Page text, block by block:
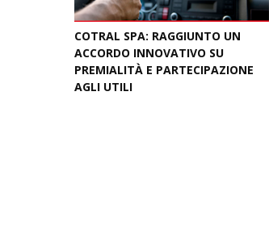
COTRAL SPA: RAGGIUNTO UN
ACCORDO INNOVATIVO SU
PREMIALITÀ E PARTECIPAZIONE
AGLI UTILI